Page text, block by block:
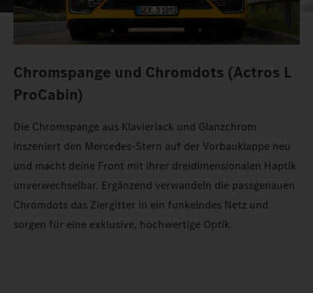
Chromspange und Chromdots (Actros L
ProCabin)
Die Chromspange aus Klavierlack und Glanzchrom
inszeniert den Mercedes‑Stern auf der Vorbauklappe neu
und macht deine Front mit ihrer dreidimensionalen Haptik
unverwechselbar. Ergänzend verwandeln die passgenauen
Chromdots das Ziergitter in ein funkelndes Netz und
sorgen für eine exklusive, hochwertige Optik.